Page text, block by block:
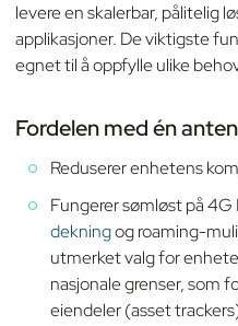
levere en skalerbar, pålitelig
applikasjoner. De viktigste
egnet til å oppfylle ulike
Fordelen med én
Reduserer enhetens
Fungerer sømløst på
dekningog roaming-
utmerket valg for
nasjonale grenser, som
eiendeler (asset